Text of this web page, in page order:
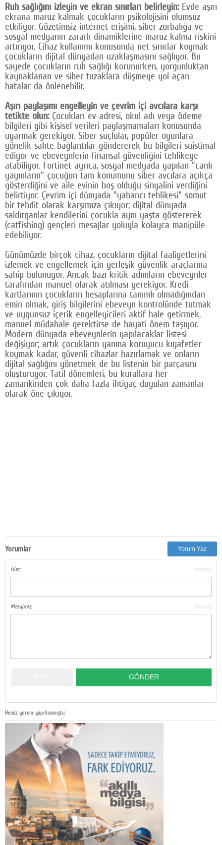
Ruh sağlığını izleyin ve ekran sınırları belirleyin:Evde aşırı
ekrana maruz kalmak çocukların psikolojisini olumsuz
etkiliyor. Gözetimsiz internet erişimi, siber zorbalığa ve
sosyal medyanın zararlı dinamiklerine maruz kalma riskini
artırıyor. Cihaz kullanımı konusunda net sınırlar koymak
çocukların dijital dünyadan uzaklaşmasını sağlıyor. Bu
sayede çocukların ruh sağlığı korunurken, yorgunluktan
kaynaklanan ve siber tuzaklara düşmeye yol açan
hatalar da önlenebilir.
Aşırı paylaşımı engelleyin ve çevrim içi avcılara karşı
tetikte olun:Çocukları ev adresi, okul adı veya ödeme
bilgileri gibi kişisel verileri paylaşmamaları konusunda
uyarmak gerekiyor. Siber suçlular, popüler oyunlara
yönelik sahte bağlantılar göndererek bu bilgileri suistimal
ediyor ve ebeveynlerin finansal güvenliğini tehlikeye
atabiliyor. Fortinet ayrıca, sosyal medyada yapılan "canlı
yayınların" çocuğun tam konumunu siber avcılara açıkça
gösterdiğini ve aile evinin boş olduğu sinyalini verdiğini
belirtiyor. Çevrim içi dünyada "yabancı tehlikesi" somut
bir tehdit olarak karşımıza çıkıyor; dijital dünyada
saldırganlar kendilerini çocukla aynı yaşta göstererek
(catfishing) gençleri mesajlar yoluyla kolayca manipüle
edebiliyor.
Günümüzde birçok cihaz, çocukların dijital faaliyetlerini
izlemek ve engellemek için yerleşik güvenlik araçlarına
sahip bulunuyor. Ancak bazı kritik adımların ebeveynler
tarafından manuel olarak atılması gerekiyor. Kredi
kartlarının çocukların hesaplarına tanımlı olmadığından
emin olmak, giriş bilgilerini ebeveyn kontrolünde tutmak
ve uygunsuz içerik engelleyicileri aktif hale getirmek,
manuel müdahale gerektirse de hayati önem taşıyor.
Modern dünyada ebeveynlerin yapılacaklar listesi
değişiyor; artık çocukların yanına koruyucu kıyafetler
koymak kadar, güvenli cihazlar hazırlamak ve onların
dijital sağlığını yönetmek de bu listenin bir parçasını
oluşturuyor. Tatil dönemleri, bu kurallara her
zamankinden çok daha fazla ihtiyaç duyulan zamanlar
olarak öne çıkıyor.
Yorumlar Yorum Yaz
İsim: (gerekli)
Mesajınız: (gerekli)
Henüz yorum yapılmamıştır.